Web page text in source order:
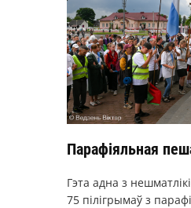
Парафіяльная
Гэта адна з
75 пілігрымаў з